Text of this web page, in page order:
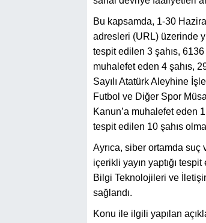
Bu kapsamda, 1-30
adresleri (URL) üzerinde
tespit edilen 3 şahıs,
muhalefet eden 4 şahıs,
Sayılı Atatürk Aleyhine
Futbol ve Diğer Spor
Kanun’a muhalefet eden
tespit edilen 10 şahıs
Ayrıca, siber ortamda suç
içerikli yayın yaptığı
Bilgi Teknolojileri ve
sağlandı.
Konu ile ilgili yapılan